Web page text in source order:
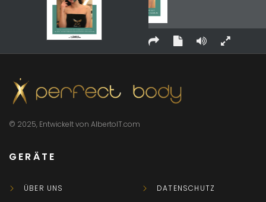
H A U T V E R J Ü N G U N G S - K O M B I N A T I O N   A U S
M I C R O - S C H W Ä M M E N   R E J O U V E N A T I O N   S E R U M
1
© 2025, Entwickelt von AlbertoIT.com
GERÄTE
ÜBER UNS
DATENSCHUTZ